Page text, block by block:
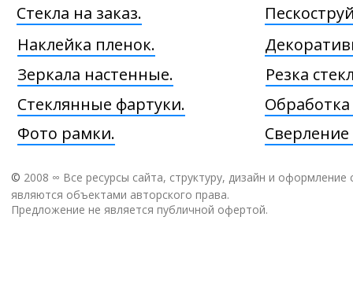
Стекла на заказ.
Предложение не является публичной офертой.
Сверление
Зеркала настенные.
© 2008 ∞ Все ресурсы сайта, структуру, дизайн и оформление
являются объектами авторского права.
Наклейка пленок.
Фото рамки.
Стеклянные фартуки.
Резка